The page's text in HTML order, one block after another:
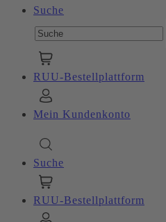
Suche
RUU-Bestellplattform
Mein Kundenkonto
Suche
RUU-Bestellplattform